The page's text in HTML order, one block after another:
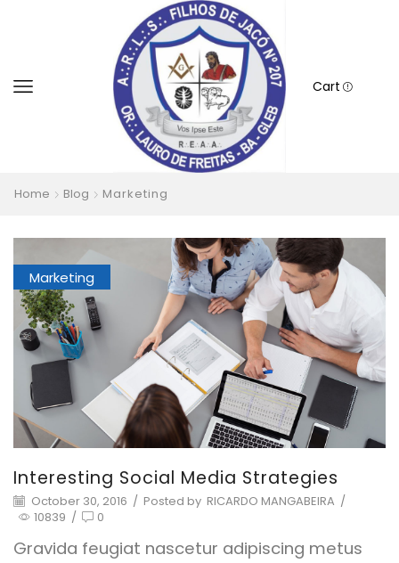
Cart
Home Blog Marketing
Marketing
Interesting Social Media Strategies
October 30, 2016 / Posted by RICARDO MANGABEIRA /
10839 / 0
Gravida feugiat nascetur adipiscing metus